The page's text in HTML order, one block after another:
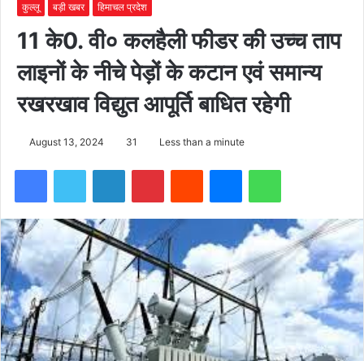
कुल्लू बड़ी खबर हिमाचल प्रदेश
11 के0. वी० कलहैली फीडर की उच्च ताप
लाइनों के नीचे पेड़ों के कटान एवं समान्य
रखरखाव विद्युत आपूर्ति बाधित रहेगी
August 13, 2024 31 Less than a minute